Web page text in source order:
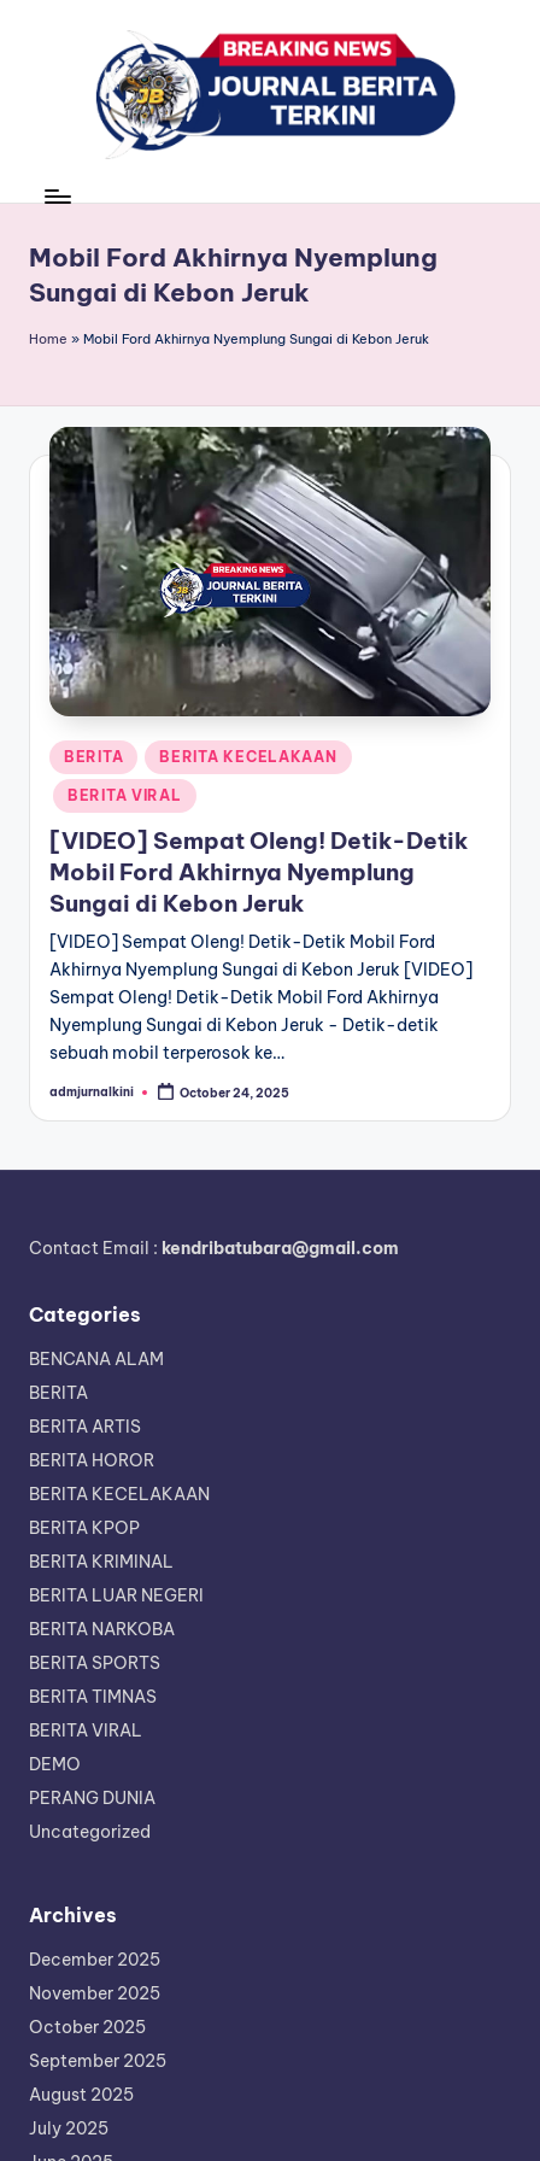
r
n
a
B
e
ri
t
T
e
r
k
n
news
Mobil Ford Akhirnya Nyemplung
Sungai di Kebon Jeruk
Home » Mobil Ford Akhirnya Nyemplung Sungai di Kebon Jeruk
Posted
in
BERITA BERITA KECELAKAAN
BERITA VIRAL
[VIDEO] Sempat Oleng! Detik-Detik
Mobil Ford Akhirnya Nyemplung
Sungai di Kebon Jeruk
[VIDEO] Sempat Oleng! Detik-Detik Mobil Ford
Akhirnya Nyemplung Sungai di Kebon Jeruk [VIDEO]
Sempat Oleng! Detik-Detik Mobil Ford Akhirnya
Nyemplung Sungai di Kebon Jeruk - Detik-detik
sebuah mobil terperosok ke…
Posted
admjurnalkini October 24, 2025
Contact Email : kendribatubara@gmail.com
Categories
BENCANA ALAM
BERITA
BERITA ARTIS
BERITA HOROR
BERITA KECELAKAAN
BERITA KPOP
BERITA KRIMINAL
BERITA LUAR NEGERI
BERITA NARKOBA
BERITA SPORTS
BERITA TIMNAS
BERITA VIRAL
DEMO
PERANG DUNIA
Uncategorized
Archives
December 2025
November 2025
October 2025
September 2025
August 2025
July 2025